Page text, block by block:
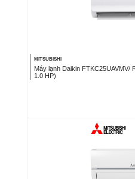
MITSUBISHI
Máy lạnh Daikin FTKC25UAVMV/
1.0 HP)